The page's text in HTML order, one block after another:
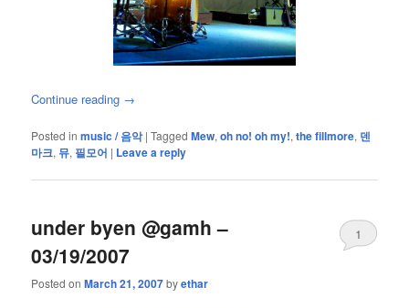
Continue reading →
Posted in music / 음악 |Tagged Mew,oh no! oh my!,the fillmore, 덴
마크, 뮤, 필모어 | Leave a reply
under byen @gamh –
03/19/2007
Posted onMarch 21, 2007byethar
1